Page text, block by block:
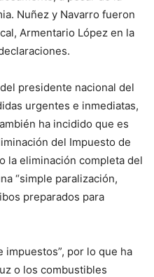
Nuñez y Navarro fueron
Armentario López en la
presidente nacional del
urgentes e inmediatas,
ha incidido que es
del Impuesto de
la eliminación completa del
“simple paralización,
preparados para
impuestos”, por lo que ha
o los combustibles